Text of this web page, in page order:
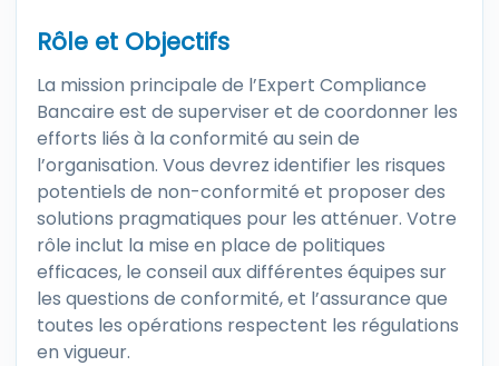
Rôle et Objectifs
La mission principale de l’Expert Compliance
Bancaire est de superviser et de coordonner les
efforts liés à la conformité au sein de
l’organisation. Vous devrez identifier les risques
potentiels de non-conformité et proposer des
solutions pragmatiques pour les atténuer. Votre
rôle inclut la mise en place de politiques
efficaces, le conseil aux différentes équipes sur
les questions de conformité, et l’assurance que
toutes les opérations respectent les régulations
en vigueur.